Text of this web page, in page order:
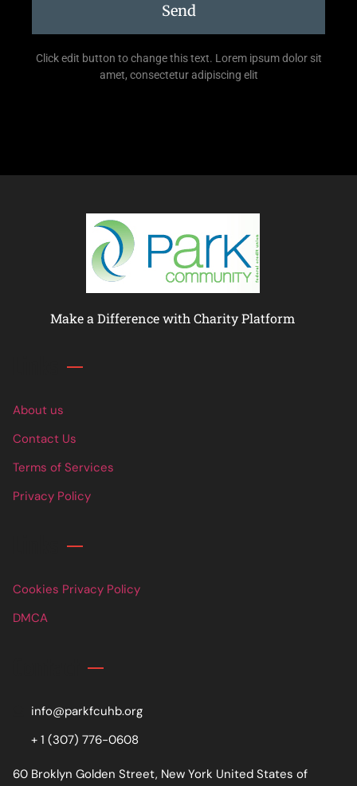
Send
Click edit button to change this text. Lorem ipsum dolor sit
amet, consectetur adipiscing elit
Make a Difference with Charity Platform
About us
Contact Us
Terms of Services
Privacy Policy
Cookies Privacy Policy
DMCA
info@parkfcuhb.org
+ 1 (307) 776-0608
60 Broklyn Golden Street, New York United States of